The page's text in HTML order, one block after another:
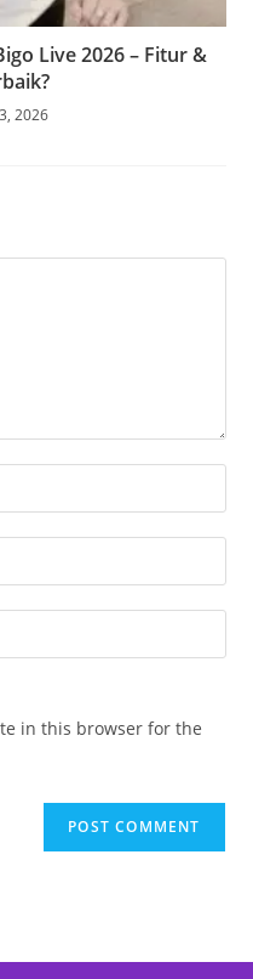
Live 2026 – Fitur &
2026
in this browser for the